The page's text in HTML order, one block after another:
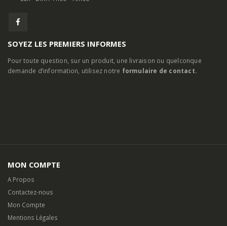
SOYEZ LES PREMIERS INFORMES
Pour toute question, sur un produit, une livraison ou quelconque
Mon Compte
Mentions Légales
Livraison
Partenaires